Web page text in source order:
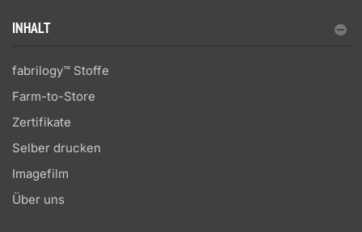
INHALT
fabrilogy™ Stoffe
Farm-to-Store
Zertifikate
Selber drucken
Imagefilm
Über uns